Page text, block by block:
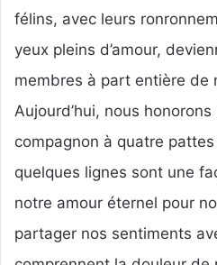
félins, avec leurs
yeux pleins d’amour,
membres à part entière de
Aujourd’hui, nous
compagnon à quatre
quelques lignes sont une
notre amour éternel pour
partager nos sentiments